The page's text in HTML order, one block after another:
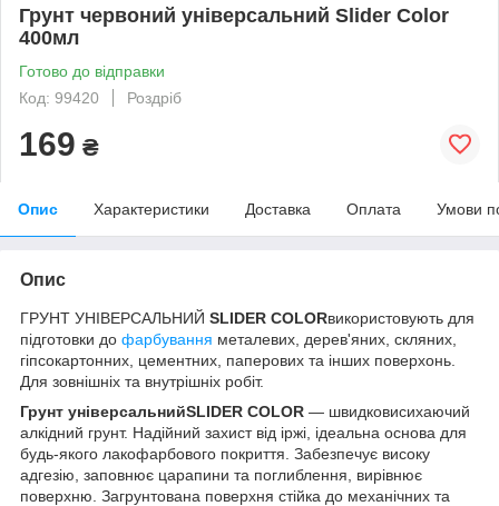
Грунт червоний універсальний Slider Color
400мл
Готово до відправки
Код: 99420
Роздріб
169 ₴
Опис Характеристики Доставка Оплата Умови
Опис
ГРУНТ УНІВЕРСАЛЬНИЙ SLIDER COLORвикористовують для
підготовки до фарбування металевих, дерев'яних, скляних,
гіпсокартонних, цементних, паперових та інших поверхонь.
Для зовнішніх та внутрішніх робіт.
Грунт універсальнийSLIDER COLOR — швидковисихаючий
алкідний грунт. Надійний захист від іржі, ідеальна основа для
будь-якого лакофарбового покриття. Забезпечує високу
адгезію, заповнює царапини та поглиблення, вирівнює
поверхню. Загрунтована поверхня стійка до механічних та